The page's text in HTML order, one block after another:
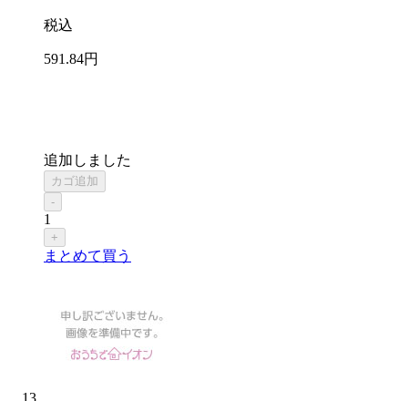
税込
591 .84円
追加しました
カゴ追加
-
1
+
まとめて買う